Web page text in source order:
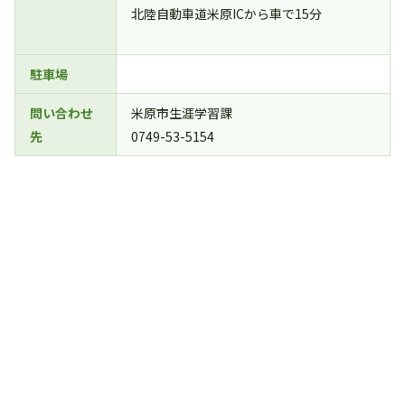
北陸自動車道米原ICから車で15分
駐車場
問い合わせ
先
米原市生涯学習課
0749-53-5154